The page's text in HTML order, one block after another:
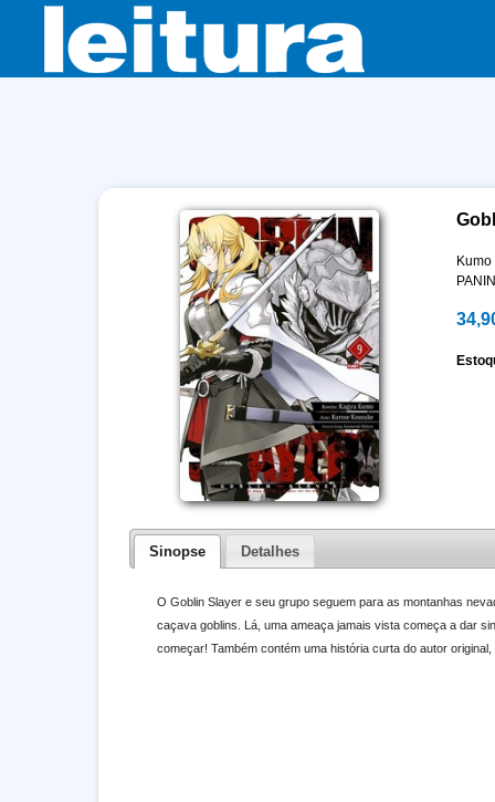
Sinopse Detalhes
O Goblin Slayer e seu grupo seguem para as montanhas
caçava goblins. Lá, uma ameaça jamais vista começa a dar
começar! Também contém uma história curta do autor original,